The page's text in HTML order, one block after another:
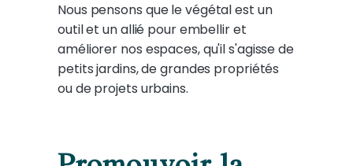
Nous pensons que le végétal est un
outil et un allié pour embellir et
améliorer nos espaces, qu'il s'agisse de
petits jardins, de grandes propriétés
ou de projets urbains.